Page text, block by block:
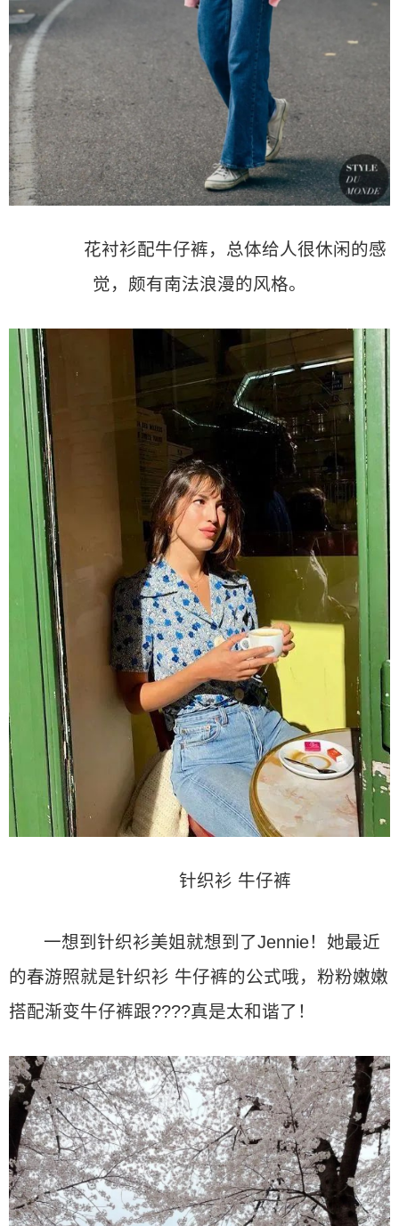
花衬衫配牛仔裤，总体给人很休闲的感
觉，颇有南法浪漫的风格。
针织衫 牛仔裤
一想到针织衫美姐就想到了Jennie！她最近
的春游照就是针织衫 牛仔裤的公式哦，粉粉嫩嫩
搭配渐变牛仔裤跟????真是太和谐了！